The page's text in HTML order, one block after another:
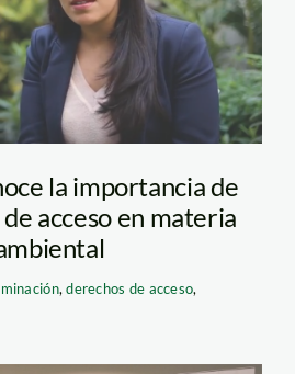
la importancia de
acceso en materia
,derechos de acceso,